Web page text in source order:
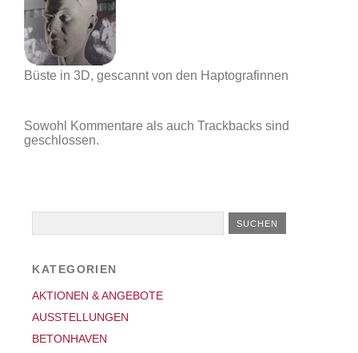
Büste in 3D, gescannt von den Haptografinnen
Sowohl Kommentare als auch Trackbacks sind
geschlossen.
KATEGORIEN
AKTIONEN & ANGEBOTE
AUSSTELLUNGEN
BETONHAVEN